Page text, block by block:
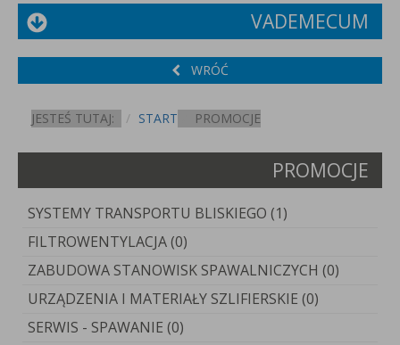
VADEMECUM
WRÓĆ
JESTEŚ TUTAJ: START PROMOCJE
PROMOCJE
SYSTEMY TRANSPORTU BLISKIEGO (1)
FILTROWENTYLACJA (0)
ZABUDOWA STANOWISK SPAWALNICZYCH (0)
URZĄDZENIA I MATERIAŁY SZLIFIERSKIE (0)
SERWIS - SPAWANIE (0)